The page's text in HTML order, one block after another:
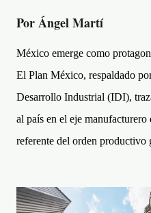
Por Ángel Martí
México emerge como
El Plan México, respaldado
Desarrollo Industrial (IDI),
al país en el eje
referente del orden productivo